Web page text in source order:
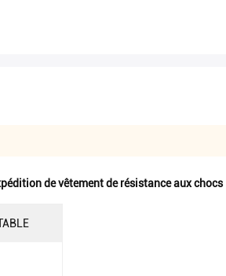
de vêtement de résistance aux chocs